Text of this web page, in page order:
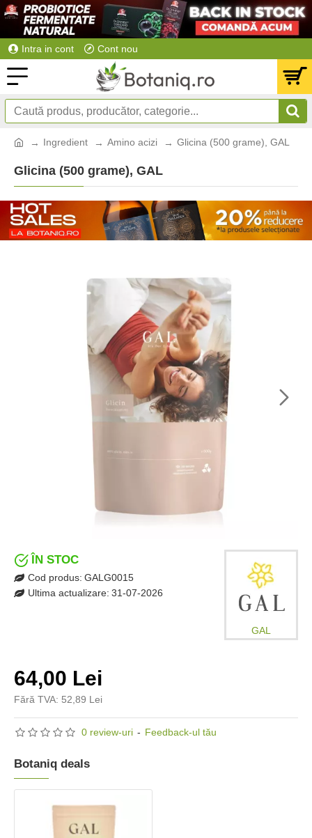
Intra in cont Cont nou
Ingredient Amino acizi Glicina (500 grame), GAL
Glicina (500 grame), GAL
0 review-uri - Feedback-ul tău
64,00 Lei
Fără TVA: 52,89 Lei
ÎN STOC
Cod produs: GALG0015
Ultima actualizare: 31-07-2026
GAL
Botaniq deals